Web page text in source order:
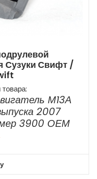
Сузуки Свифт /
М13А
2007
3900 ОЕМ